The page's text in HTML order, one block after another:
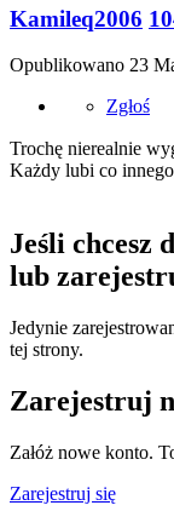
Kamileq2006
Opublikowano 23
Zgłoś
Trochę nierealnie
Każdy lubi co
Jeśli chcesz
lub
Jedynie
tej strony.
Zarejestruj
Załóż nowe konto.
Zarejestruj się